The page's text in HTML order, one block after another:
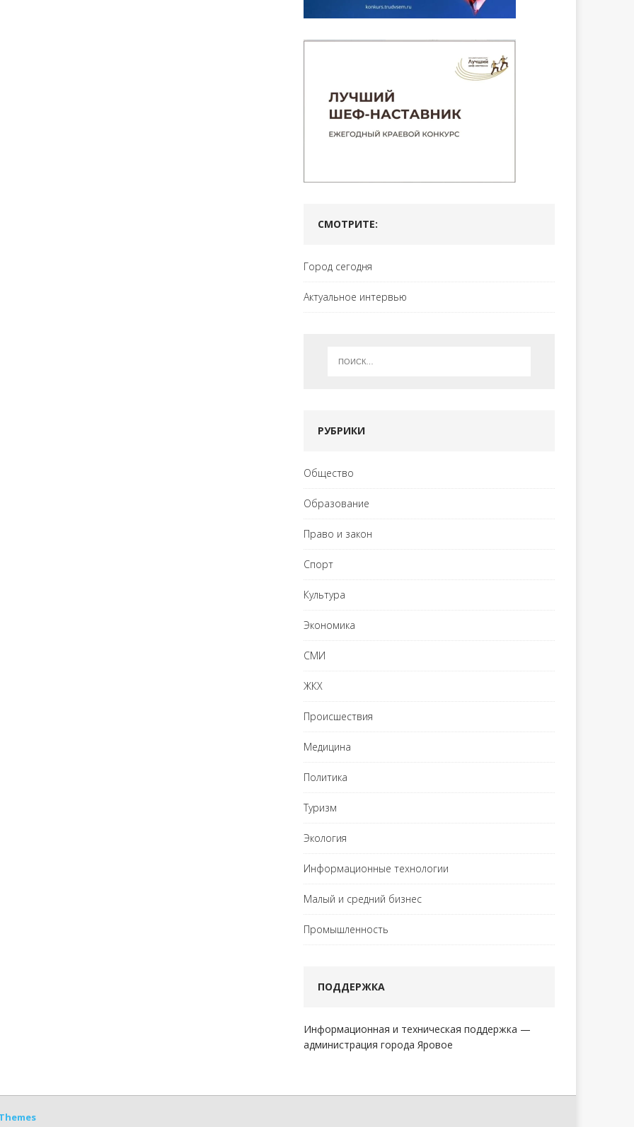
СМОТРИТЕ:
Город сегодня
Актуальное интервью
РУБРИКИ
Общество
Образование
Право и закон
Спорт
Культура
Экономика
СМИ
ЖКХ
Происшествия
Медицина
Политика
Туризм
Экология
Информационные технологии
Малый и средний бизнес
Промышленность
ПОДДЕРЖКА
Информационная и техническая поддержка —
администрация города Яровое